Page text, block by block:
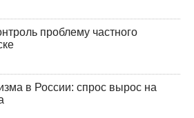
проблему частного
в России: спрос вырос на